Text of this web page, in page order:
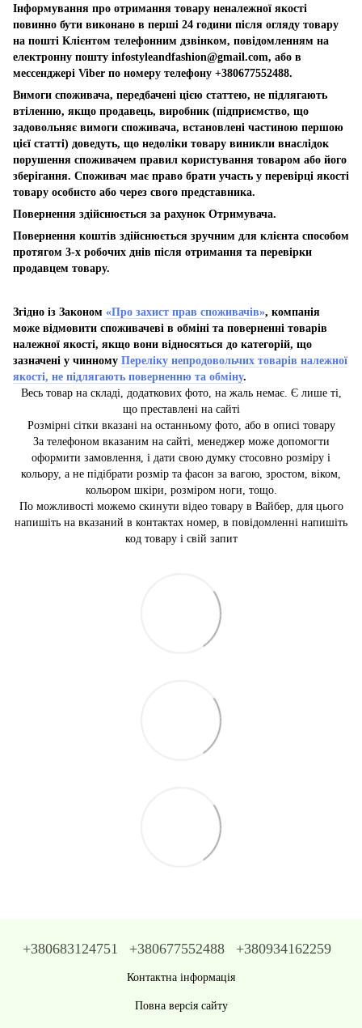
Інформування про отримання товару неналежної якості
повинно бути виконано в перші 24 години після огляду товару
на пошті Клієнтом телефонним дзвінком, повідомленням на
електронну пошту infostyleandfashion@gmail.com, або в
мессенджері Viber по номеру телефону +380677552488.
Вимоги споживача, передбачені цією статтею, не підлягають
втіленню, якщо продавець, виробник (підприємство, що
задовольняє вимоги споживача, встановлені частиною першою
цієї статті) доведуть, що недоліки товару виникли внаслідок
порушення споживачем правил користування товаром або його
зберігання. Споживач має право брати участь у перевірці якості
товару особисто або через свого представника.
Повернення здійснюється за рахунок Отримувача.
Повернення коштів здійснюється зручним для клієнта способом
протягом 3-х робочих днів після отримання та перевірки
продавцем товару.
Згідно із Законом «Про захист прав споживачів», компанія
може відмовити споживачеві в обміні та поверненні товарів
належної якості, якщо вони відносяться до категорій, що
зазначені у чинному Переліку непродовольчих товарів належної
якості, не підлягають поверненню та обміну.
Весь товар на складі, додаткових фото, на жаль немає. Є лише ті,
що преставлені на сайті
Розмірні сітки вказані на останньому фото, або в описі товару
За телефоном вказаним на сайті, менеджер може допомогти
оформити замовлення, і дати свою думку стосовно розміру і
кольору, а не підібрати розмір та фасон за вагою, зростом, віком,
кольором шкіри, розміром ноги, тощо.
По можливості можемо скинути відео товару в Вайбер, для цього
напишіть на вказаний в контактах номер, в повідомленні напишіть
код товару і свій запит
+380683124751 +380677552488 +380934162259
Контактна інформація
Повна версія сайту